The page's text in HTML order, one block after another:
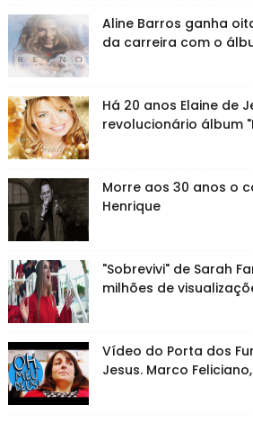
Aline Barros ganha
da carreira com o
Há 20 anos Elaine de
revolucionário álbum
Morre aos 30 anos o
Henrique
"Sobrevivi" de Sarah
milhões de
Vídeo do Porta dos
Jesus. Marco